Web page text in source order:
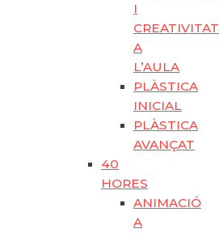
I
CREATIVITAT
A
L’AULA
PLÀSTICA
INICIAL
PLÀSTICA
AVANÇAT
40
HORES
ANIMACIÓ
A